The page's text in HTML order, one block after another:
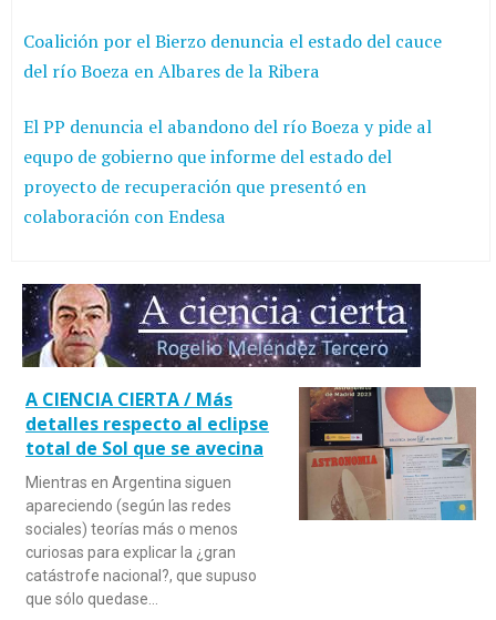
Coalición por el Bierzo denuncia el estado del cauce
del río Boeza en Albares de la Ribera
El PP denuncia el abandono del río Boeza y pide al
equpo de gobierno que informe del estado del
proyecto de recuperación que presentó en
colaboración con Endesa
A CIENCIA CIERTA / Más
detalles respecto al eclipse
total de Sol que se avecina
Mientras en Argentina siguen
apareciendo (según las redes
sociales) teorías más o menos
curiosas para explicar la ¿gran
catástrofe nacional?, que supuso
que sólo quedase…